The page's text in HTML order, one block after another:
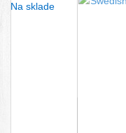
Na sklade